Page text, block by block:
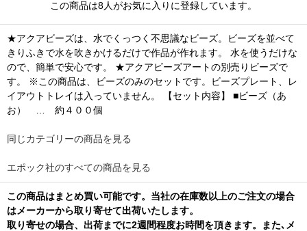
この商品は8人がお気に入りに登録しています。
★アクアビーズは、水でくっつく不思議なビーズ。ビーズを並べて
きりふきで水を吹きかけるだけで作品が作れます。 水を使うだけな
ので、簡単で安心です。 ★アクアビーズアートの別売りビーズで
す。 ※この商品は、ビーズのみのセットです。ビーズプレート、レ
イアウトトレイは入っていません。 【セット内容】 ■ビーズ（あ
お） … 約４００個
同じカテゴリーの商品を見る
エポック社のすべての商品を見る
この商品はまとめ買い可能です。当社の在庫数以上のご注文の場合
はメーカーから取り寄せて出荷いたします。
取り寄せの場合、出荷までに2週間程度お時間を頂きます。また､メ